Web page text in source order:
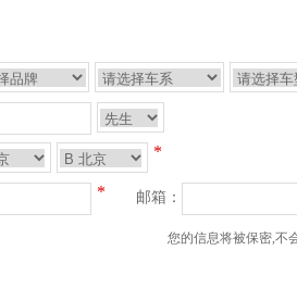
*
* 邮箱：
您的信息将被保密,不